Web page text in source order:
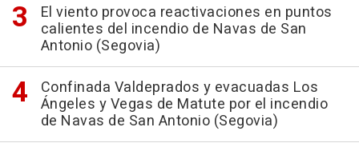
El viento provoca reactivaciones en puntos
calientes del incendio de Navas de San
Antonio (Segovia)
Confinada Valdeprados y evacuadas Los
Ángeles y Vegas de Matute por el incendio
de Navas de San Antonio (Segovia)